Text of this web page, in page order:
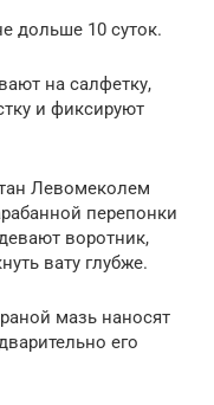
дольше 10 суток.
на салфетку,
и фиксируют
Левомеколем
перепонки
воротник,
вату глубже.
мазь наносят
его